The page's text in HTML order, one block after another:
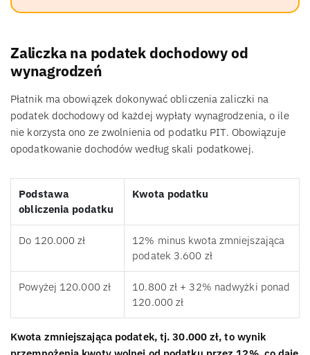
Zaliczka na podatek dochodowy od
wynagrodzeń
Płatnik ma obowiązek dokonywać obliczenia zaliczki na
podatek dochodowy od każdej wypłaty wynagrodzenia, o ile
nie korzysta ono ze zwolnienia od podatku PIT. Obowiązuje
opodatkowanie dochodów według skali podatkowej.
Podstawa
obliczenia podatku
Kwota podatku
Do 120.000 zł
12% minus kwota zmniejszająca
podatek 3.600 zł
Powyżej 120.000 zł
10.800 zł + 32% nadwyżki ponad
120.000 zł
Kwota zmniejszająca podatek, tj. 30.000 zł, to wynik